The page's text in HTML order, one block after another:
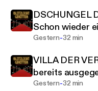
DSCHUNGEL
Schon wieder
TV! Das sagt
Gestern-32 min
VILLA DER
bereits
Realitywahnsinn!
Gestern-32 min